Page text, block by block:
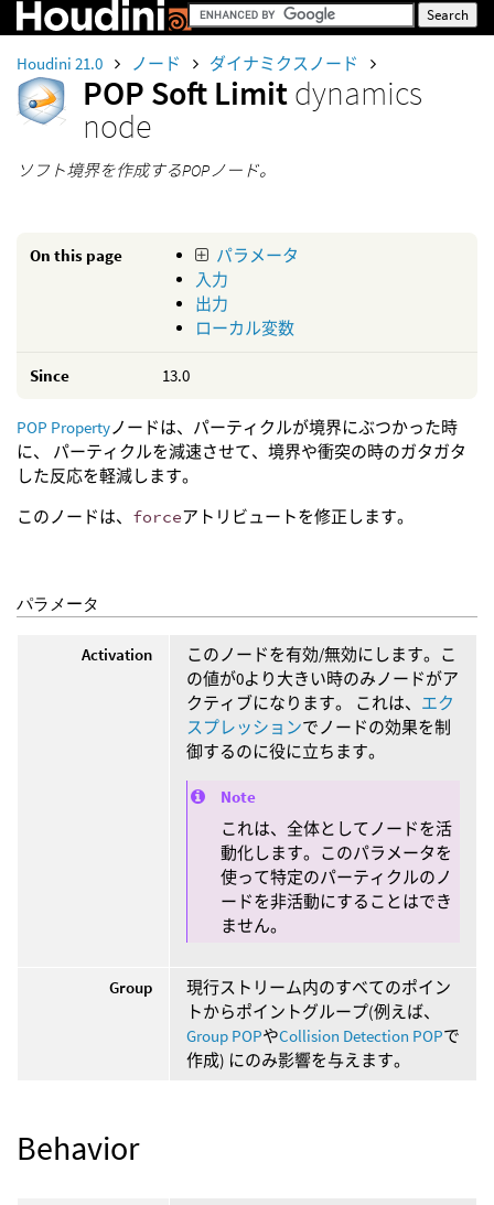
Houdini 21.0 ノード ダイナミクスノード
POP Soft Limitdynamics
node
ソフト境界を作成するPOPノード。
On this page
パラメータ
入力
出力
ローカル変数
Since 13.0
POP Propertyノードは、パーティクルが境界にぶつかった時
に、 パーティクルを減速させて、境界や衝突の時のガタガタ
した反応を軽減します。
このノードは、 forceアトリビュートを修正します。
パラメータ
Activation
このノードを有効/無効にします。こ
の値が0より大きい時のみノードがア
クティブになります。 これは、 エク
スプレッションでノードの効果を制
御するのに役に立ちます。
Note
これは、全体としてノードを活
動化します。このパラメータを
使って特定のパーティクルのノ
ードを非活動にすることはでき
ません。
Group
現行ストリーム内のすべてのポイン
トからポイントグループ(例えば、
Group POPやCollision Detection POPで
作成) にのみ影響を与えます。
Behavior